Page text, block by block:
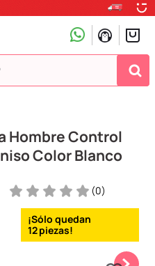
Hombre Control
Color Blanco
(0)
12